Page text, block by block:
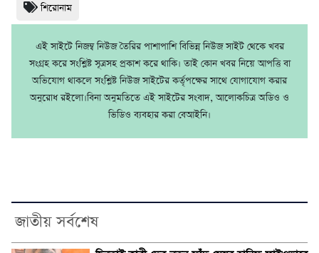
শিরোনাম
এই সাইটে নিজম্ব নিউজ তৈরির পাশাপাশি বিভিন্ন নিউজ সাইট থেকে খবর
সংগ্রহ করে সংশ্লিষ্ট সূত্রসহ প্রকাশ করে থাকি। তাই কোন খবর নিয়ে আপত্তি বা
অভিযোগ থাকলে সংশ্লিষ্ট নিউজ সাইটের কর্তৃপক্ষের সাথে যোগাযোগ করার
অনুরোধ রইলো।বিনা অনুমতিতে এই সাইটের সংবাদ, আলোকচিত্র অডিও ও
ভিডিও ব্যবহার করা বেআইনি।
জাতীয় সর্বশেষ